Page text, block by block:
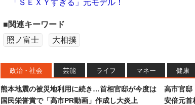
「ＳＥＸＹすぎる」元モデル！
■関連キーワード
照ノ富士
大相撲
政治・社会 芸能 ライフ マネー 健康
熊本地震の被災地利用に続き…首相官邸が今度は
国民栄誉賞で「高市PR動画」作成し大炎上
高市官邸
安倍元首